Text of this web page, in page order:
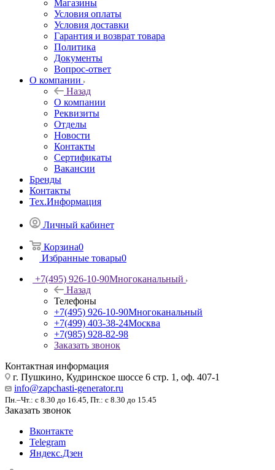
Магазины
Условия оплаты
Условия доставки
Гарантия и возврат товара
Политика
Документы
Вопрос-ответ
О компании
Назад
О компании
Реквизиты
Отделы
Новости
Контакты
Сертификаты
Вакансии
Бренды
Контакты
Тех.Информация
Личный кабинет
Корзина0
Избранные товары0
+7(495) 926-10-90Многоканальный
Назад
Телефоны
+7(495) 926-10-90Многоканальный
+7(499) 403-38-24Москва
+7(985) 928-82-98
Заказать звонок
Контактная информация
г. Пушкино, Кудринское шоссе 6 стр. 1, оф. 407-1
info@zapchasti-generator.ru
Пн.–Чт.: с 8.30 до 16.45, Пт.: с 8.30 до 15.45
Заказать звонок
Вконтакте
Telegram
Яндекс.Дзен